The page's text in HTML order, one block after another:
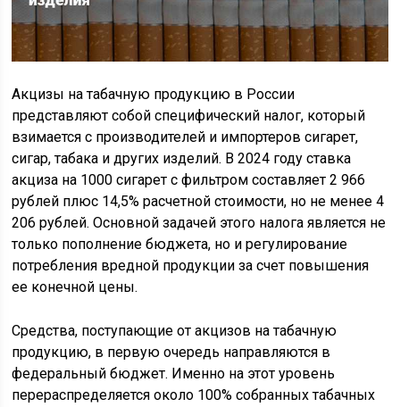
Акцизы на табачную продукцию в России
представляют собой специфический налог, который
взимается с производителей и импортеров сигарет,
сигар, табака и других изделий. В 2024 году ставка
акциза на 1000 сигарет с фильтром составляет 2 966
рублей плюс 14,5% расчетной стоимости, но не менее 4
206 рублей. Основной задачей этого налога является не
только пополнение бюджета, но и регулирование
потребления вредной продукции за счет повышения
ее конечной цены.
Средства, поступающие от акцизов на табачную
продукцию, в первую очередь направляются в
федеральный бюджет. Именно на этот уровень
перераспределяется около 100% собранных табачных